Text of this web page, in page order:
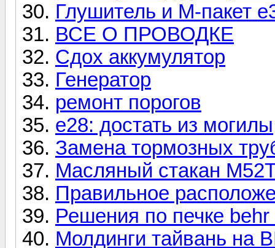
Глушитель и М-пакет
ВСЕ О ПРОВОДКЕ
Сдох аккумулятор
Генератор
ремонт порогов
е28: достать из могилы
Замена тормозных
Масляный стакан
Правильное
Решения по печке
Молдинги тайвань на